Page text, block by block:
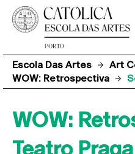
Escola Das Artes Art
WOW: Retrospectiva
WOW:
Teatro Praga